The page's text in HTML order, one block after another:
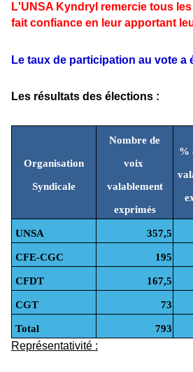
L'UNSA Kyndryl remercie tous
fait confiance en leur apportant
Le taux de participation au vote a
Les résultats des élections :
Organisation
Syndicale
Nombre de
voix
valablement
exprimés
%
UNSA 357,5
CFE-CGC 195
CFDT 167,5
CGT 73
Total 793
Représentativité :